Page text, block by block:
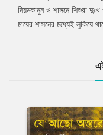
নিয়মকানুন ও শাসনে শিশুরা
মায়ের শাসনের মধ্যেই লুকিয়ে